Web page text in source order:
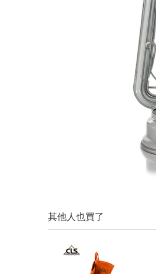
其他人也買了